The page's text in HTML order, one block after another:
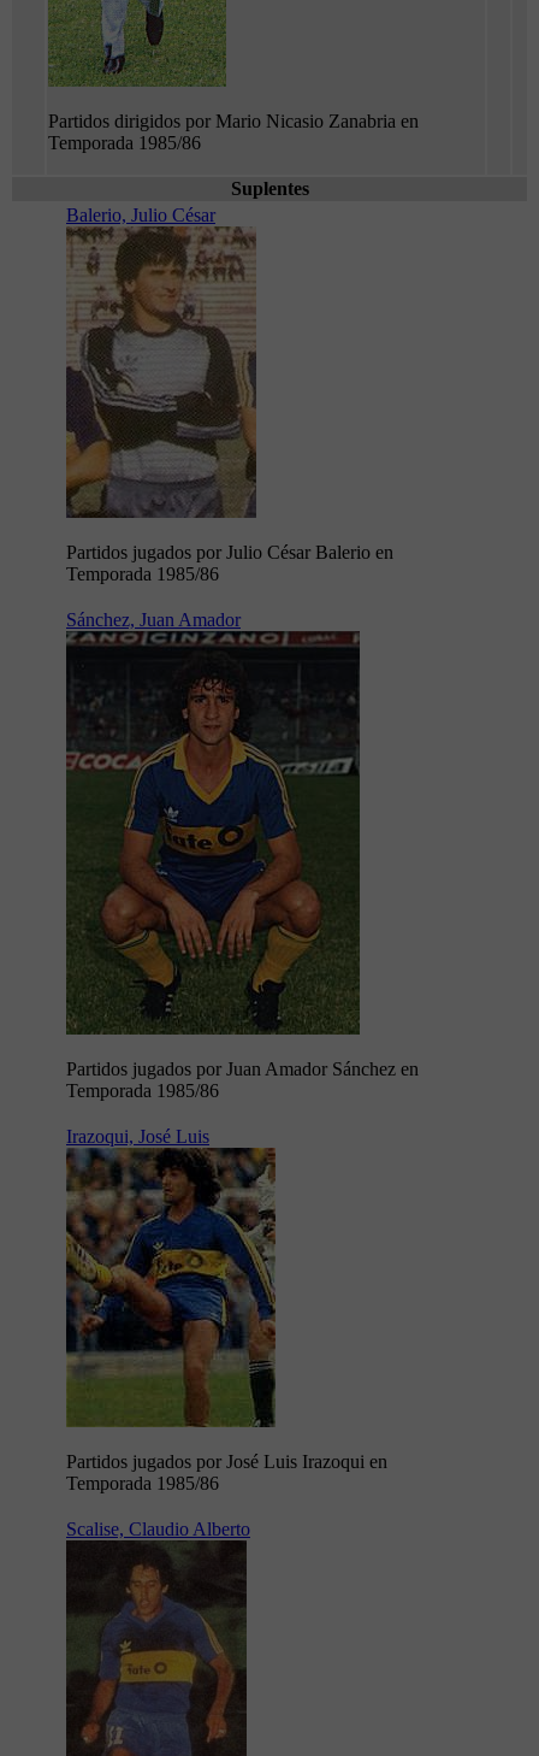
Partidos dirigidos por Mario Nicasio Zanabria en
Temporada 1985/86
Suplentes
Balerio, Julio César
Partidos jugados por Julio César Balerio en
Temporada 1985/86
Sánchez, Juan Amador
Partidos jugados por Juan Amador Sánchez en
Temporada 1985/86
Irazoqui, José Luis
Partidos jugados por José Luis Irazoqui en
Temporada 1985/86
Scalise, Claudio Alberto